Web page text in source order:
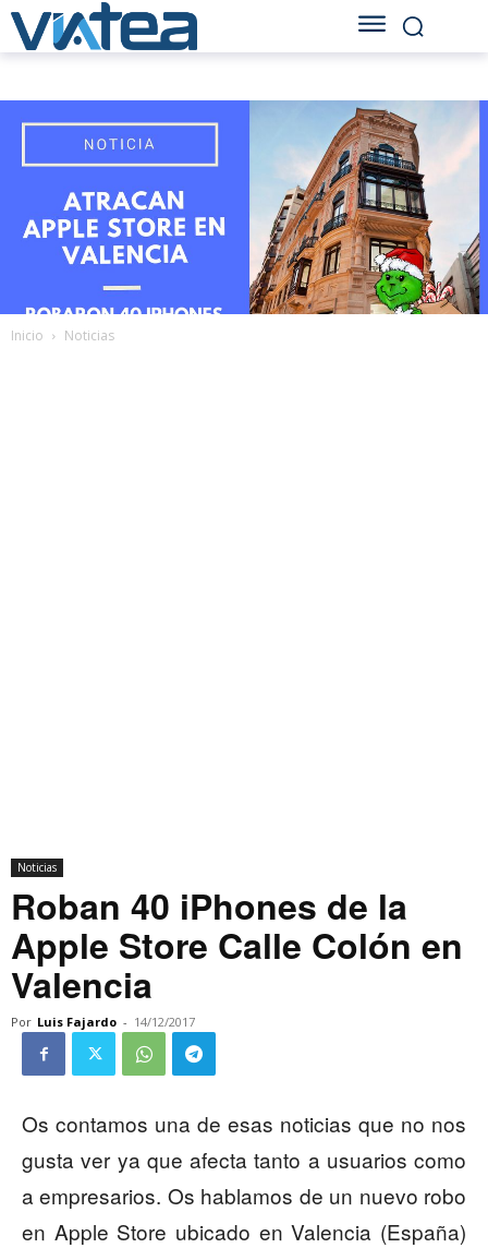
Inicio Noticias
Noticias
Roban 40 iPhones de la
Apple Store Calle Colón en
Valencia
Por Luis Fajardo - 14/12/2017
Os contamos una de esas noticias que no nos
gusta ver ya que afecta tanto a usuarios como
a empresarios. Os hablamos de un nuevo robo
en Apple Store ubicado en Valencia (España)